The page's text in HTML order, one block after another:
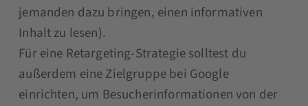
jemanden dazu bringen, einen informativen
Inhalt zu lesen).
Für eine Retargeting-Strategie solltest du
außerdem eine Zielgruppe bei Google
einrichten, um Besucherinformationen von der